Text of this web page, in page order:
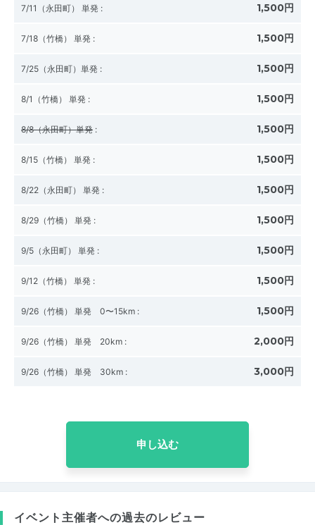
7/11（永田町） 単発 : 1,500円
7/18（竹橋） 単発 : 1,500円
7/25（永田町）単発 : 1,500円
8/1（竹橋） 単発 : 1,500円
8/8（永田町）単発 : 1,500円
8/15（竹橋） 単発 : 1,500円
8/22（永田町） 単発 : 1,500円
8/29（竹橋） 単発 : 1,500円
9/5（永田町） 単発 : 1,500円
9/12（竹橋） 単発 : 1,500円
9/26（竹橋） 単発 0〜15km : 1,500円
9/26（竹橋） 単発 20km : 2,000円
9/26（竹橋） 単発 30km : 3,000円
申し込む
イベント主催者への過去のレビュー